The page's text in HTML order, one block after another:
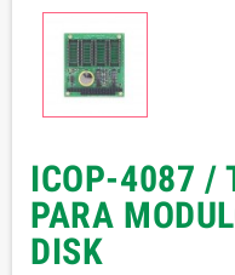
ICOP-4087 /
PARA
DISK